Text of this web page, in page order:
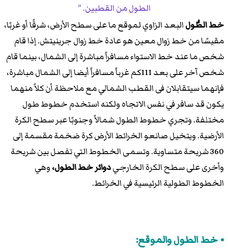
الطول من القطبين.
خط الطُّولالبعد الزاوي لموقع ما على سطح الأرض، شرقًا أو غربًا،
مقيسًا من خط زوال معين هو عادة خط زوال جرينيتش. إذا قام
شخص ما عند خط الاستواء مسافراً مباشرة إلى الشمال، بينما قام
شخص آخر على بعد 111كم غرباً مسافراً أيضا إلى الشمال مباشرة،
فإنهما سيتقابلان فى القطب الشمالي مع ملاحظة أن كلاً منهما
يكون قد سافر في نفس الاتجاه ولكنه استخدم خطوط طول
مختلفة. وتجري خطوط الطول شمالاً وجنوبًا عبر سطح الكرة
الأرضية. ويتخيل صانعو الخرائط الأرض كرة ضخمة مقسمة إلى
360 شريحة متساوية. وتسمى الخطوط التي تفصل بين شريحة
وأخرى على سطح الكرة الخارجيدوائر خط الطول،وهي
الخطوط الطولية الرئيسية في الخرائط.
خط الطول والموقع: